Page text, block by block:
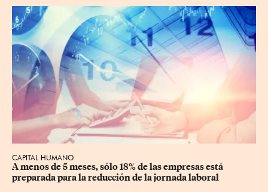
CAPITAL HUMANO
A menos de 5 meses, sólo 18% de las empresas está
preparada para la reducción de la jornada laboral